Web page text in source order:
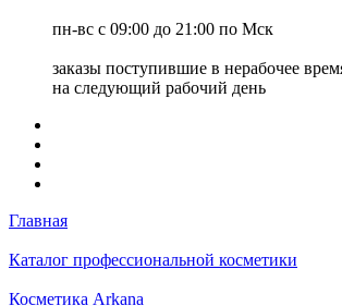
пн-вс с 09:00 до 21:00 по Мск
заказы поступившие в нерабочее
на следующий рабочий день
Главная
Каталог профессиональной косметики
Косметика Arkana